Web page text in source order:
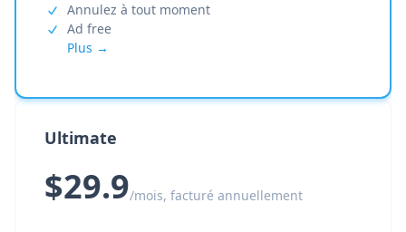
Annulez à tout moment
Ad free
Plus →
Ultimate
$29.9/mois, facturé annuellement